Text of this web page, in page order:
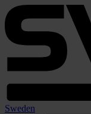
Sweden